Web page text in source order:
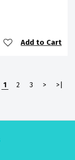
Add to Cart
1 2 3 > >|